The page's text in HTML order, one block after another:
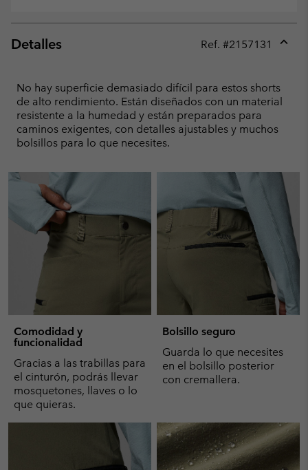
Detalles Ref. #2157131
No hay superficie demasiado difícil para estos shorts
de alto rendimiento. Están diseñados con un material
resistente a la humedad y están preparados para
caminos exigentes, con detalles ajustables y muchos
bolsillos para lo que necesites.
Comodidad y
funcionalidad
Gracias a las trabillas para
el cinturón, podrás llevar
mosquetones, llaves o lo
que quieras.
Bolsillo seguro
Guarda lo que necesites
en el bolsillo posterior
con cremallera.